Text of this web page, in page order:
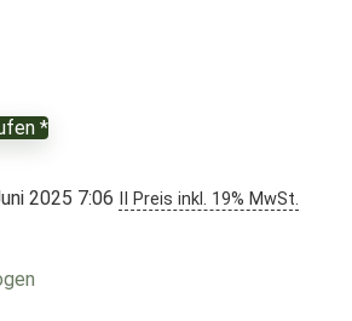
*
2025 7:06 II Preis inkl. 19% MwSt.